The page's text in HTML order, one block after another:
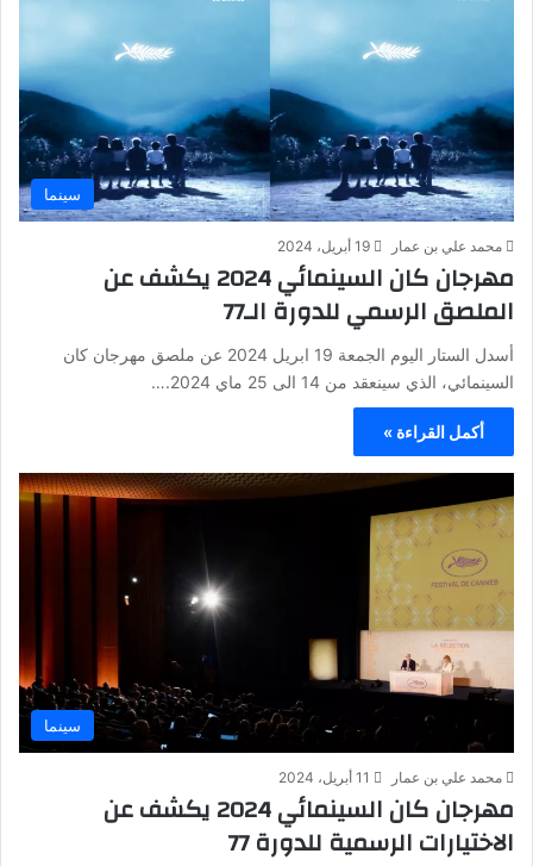
سينما
محمد علي بن عمار 19 أبريل، 2024
مهرجان كان السينمائي 2024 يكشف عن
الملصق الرسمي للدورة الـ77
أسدل الستار اليوم الجمعة 19 ابريل 2024 عن ملصق مهرجان كان
السينمائي، الذي سينعقد من 14 الى 25 ماي 2024.…
أكمل القراءة »
سينما
محمد علي بن عمار 11 أبريل، 2024
مهرجان كان السينمائي 2024 يكشف عن
الاختيارات الرسمية للدورة 77